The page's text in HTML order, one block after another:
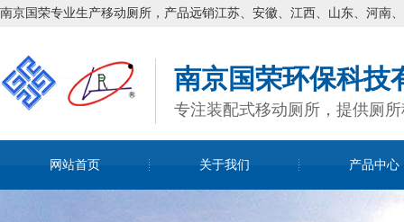
南京国荣专业生产移动厕所，产品远销江苏、安徽、江西、山东、河南
南京国荣环保科技
专注装配式移动厕所，提供厕
网站首页 关于我们 产品中心